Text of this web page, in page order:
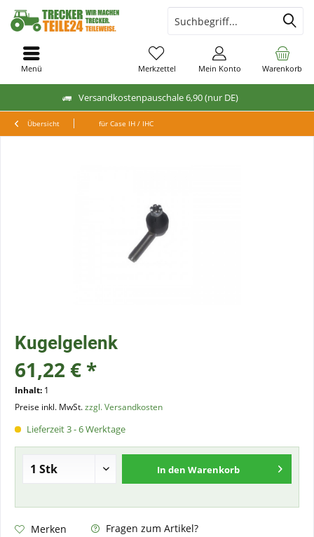
Versandkostenpauschale 6,90 (nur DE)
Warenkorb
Merkzettel Mein Konto
Menü
Übersicht für Case IH / IHC
Kugelgelenk
61,22 € *
Inhalt: 1
Preise inkl. MwSt.zzgl. Versandkosten
Lieferzeit 3 - 6 Werktage
In den Warenkorb
Merken
Fragen zum Artikel?